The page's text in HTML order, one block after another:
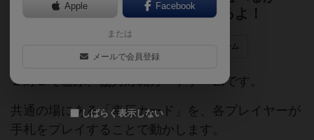
ら、初心者から上級者まで楽しめるよ！
カードゲーム
２対２で遊ぶ、協力対戦カードゲームです。
共通の場にある「幸厄カード」を、各プレイヤーが
手札をプレイすることで動かします。
Apple Facebook
または
メールで会員登録
しばらく表示しない